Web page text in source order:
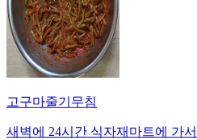
고구마줄기무침
새벽에 24시간 식자재마트에 가